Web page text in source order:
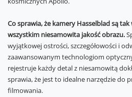
Co sprawia, że kamery Hasselblad są
wszystkim niesamowita jakość obrazu.
wyjątkowej ostrości, szczegółowości i
zaawansowanym technologiom
rejestruje każdy detal z niesamowitą
sprawia, że jest to idealne narzędzie do
filmowania.